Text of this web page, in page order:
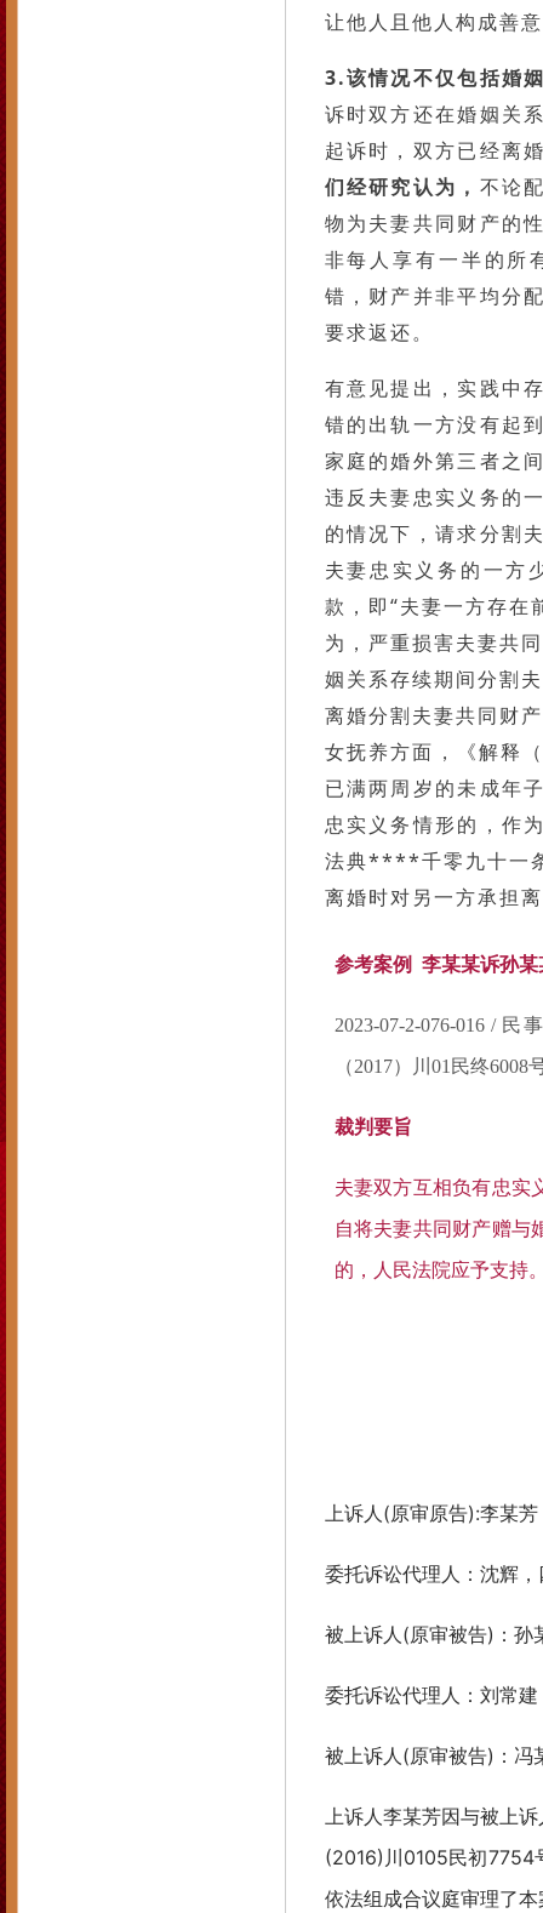
让他人且他人构成善
3.该情况不仅包括婚
诉时双方还在婚姻关
起诉时，双方已经离
们经研究认为， 不论
物为夫妻共同财产的
非每人享有一半的所
错，财产并非平均分
要求返还。
有意见提出，实践中
错的出轨一方没有起
家庭的婚外第三者之
违反夫妻忠实义务的
的情况下，请求分割
夫妻忠实义务的一方
款，即“夫妻一方存在
为，严重损害夫妻共
姻关系存续期间分割
离婚分割夫妻共同财
女抚养方面，《解释
已满两周岁的未成年
忠实义务情形的，作
法典****千零九十一
离婚时对另一方承担
参考案例 李某某诉孙
2023-07-2-076-016 /
（2017）川01民终6008
裁判要旨
夫妻双方互相负有忠实
自将夫妻共同财产赠与
的，人民法院应予支持
上诉人(原审原告):李某
委托诉讼代理人：沈辉
被上诉人(原审被告)：孙
委托诉讼代理人：刘常
被上诉人(原审被告)：冯
上诉人李某芳因与被上
(2016)川0105民初7754
依法组成合议庭审理了